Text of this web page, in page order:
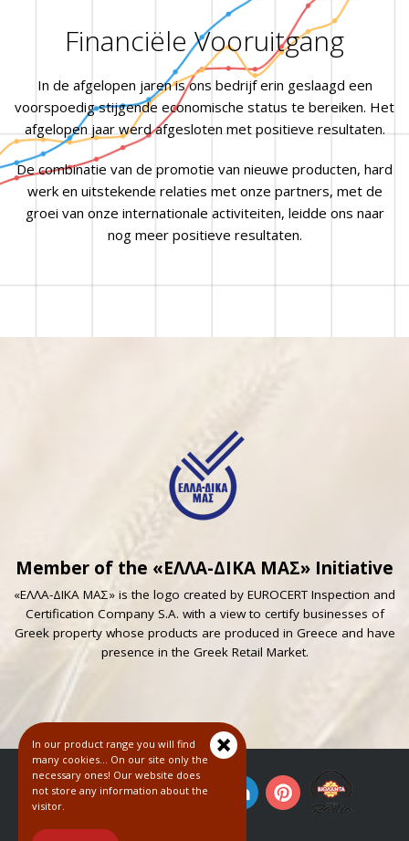
Financiële Vooruitgang
In de afgelopen jaren is ons bedrijf erin geslaagd een
voorspoedig stijgende economische status te bereiken. Het
afgelopen jaar werd afgesloten met positieve resultaten.
De combinatie van de promotie van nieuwe producten, hard
werk en uitstekende relaties met onze partners, met de
groei van onze internationale activiteiten, leidde ons naar
nog meer positieve resultaten.
Member of the «ΕΛΛΑ-ΔΙΚΑ ΜΑΣ» Initiative
«ΕΛΛΑ-ΔΙΚΑ ΜΑΣ» is the logo created by EUROCERT Inspection and
Certification Company S.A. with a view to certify businesses of
Greek property whose products are produced in Greece and have
presence in the Greek Retail Market.
In our product range you will find
many cookies... On our site only the
necessary ones! Our website does
not store any information about the
visitor.